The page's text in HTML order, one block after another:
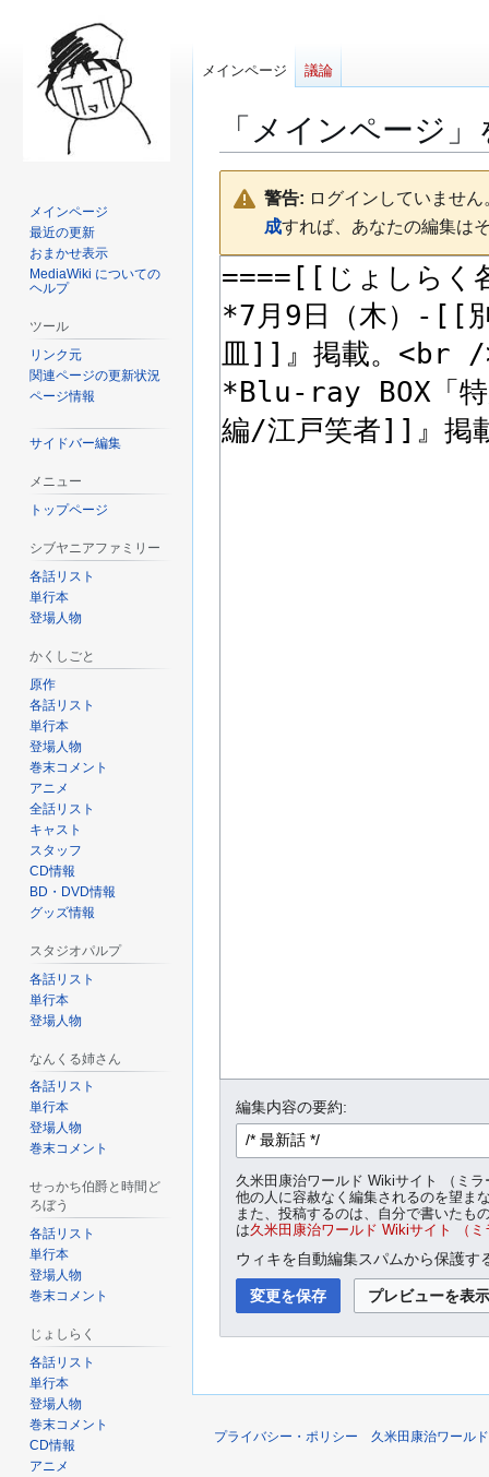
「 メインページ
ー
シ
ョ
に
動
移
動
警告: ログインしていませ
成すれば、あなたの編集は
編集内容の要約:
久米田康治ワールド Wikiサイト （ミ
他の人に容赦なく編集されるのを望ま
また、投稿するのは、自分で書いたも
は久米田康治ワールド Wikiサイト （
ウィキを自動編集スパムから保護す
メインページ 議論
メインページ
最近の更新
おまかせ表示
MediaWiki についての
ヘルプ
ツール
リンク元
関連ページの更新状況
ページ情報
サイドバー編集
メニュー
トップページ
シブヤニアファミリー
各話リスト
単行本
登場人物
かくしごと
原作
各話リスト
単行本
登場人物
巻末コメント
アニメ
全話リスト
キャスト
スタッフ
CD情報
BD・DVD情報
グッズ情報
スタジオパルプ
各話リスト
単行本
登場人物
なんくる姉さん
各話リスト
単行本
登場人物
巻末コメント
せっかち伯爵と時間ど
ろぼう
各話リスト
単行本
登場人物
巻末コメント
じょしらく
各話リスト
単行本
登場人物
巻末コメント
CD情報
アニメ
プライバシー・ポリシー 久米田康治ワール